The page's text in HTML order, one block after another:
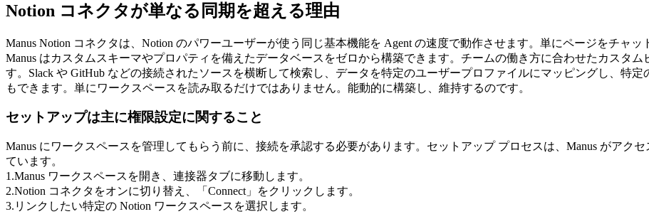
Notion コネクタが単なる同期を超える理由
Manus Notion コネクタは、Notion のパワーユーザーが使う同じ基本機能を Agent の速度で動作させます。単にページをチャ
Manus はカスタムスキーマやプロパティを備えたデータベースをゼロから構築できます。チームの働き方に合わせたカスタ
す。Slack や GitHub などの接続されたソースを横断して検索し、データを特定のユーザープロファイルにマッピングし、特
もできます。単にワークスペースを読み取るだけではありません。能動的に構築し、維持するのです。
セットアップは主に権限設定に関すること
Manus にワークスペースを管理してもらう前に、接続を承認する必要があります。セットアップ プロセスは、Manus がアク
ています。
1 .Manus ワークスペースを開き、連接器タブに移動します。
2.Notion コネクタをオンに切り替え、「Connect」をクリックします。
3. リンクしたい特定の Notion ワークスペースを選択します。